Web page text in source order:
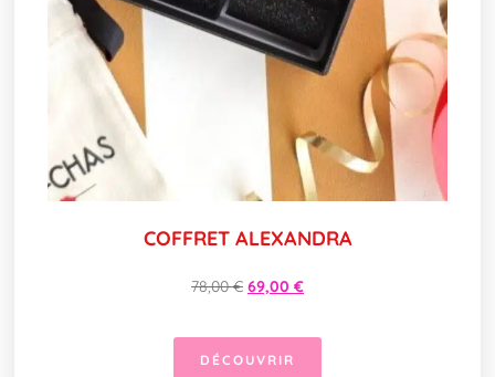
COFFRET ALEXANDRA
78,00€ 69,00 €
DÉCOUVRIR